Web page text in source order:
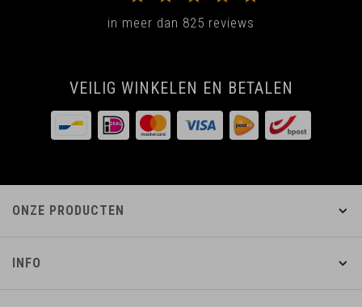
in meer dan 825 reviews
VEILIG WINKELEN EN BETALEN
ONZE PRODUCTEN
INFO